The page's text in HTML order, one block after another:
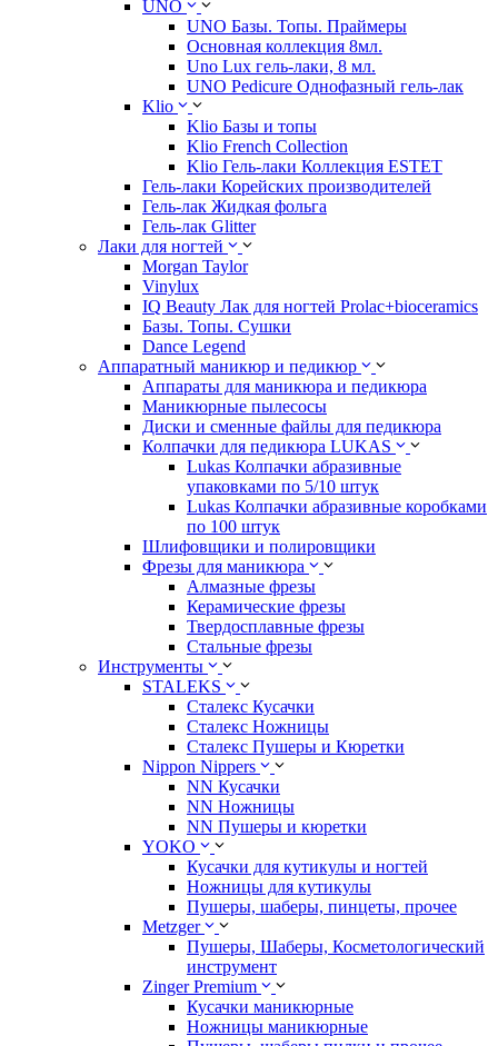
UNO
UNO Базы. Топы. Праймеры
Основная коллекция 8мл.
Uno Lux гель-лаки, 8 мл.
UNO Pedicure Однофазный гель-лак
Klio
Klio Базы и топы
Klio French Collection
Klio Гель-лаки Коллекция ESTET
Гель-лаки Корейских производителей
Гель-лак Жидкая фольга
Гель-лак Glitter
Лаки для ногтей
Morgan Taylor
Vinylux
IQ Beauty Лак для ногтей Prolac+bioceramics
Базы. Топы. Сушки
Dance Legend
Аппаратный маникюр и педикюр
Аппараты для маникюра и педикюра
Маникюрные пылесосы
Диски и сменные файлы для педикюра
Колпачки для педикюра LUKAS
Lukas Колпачки абразивные
упаковками по 5/10 штук
Lukas Колпачки абразивные коробками
по 100 штук
Шлифовщики и полировщики
Фрезы для маникюра
Алмазные фрезы
Керамические фрезы
Твердосплавные фрезы
Стальные фрезы
Инструменты
STALEKS
Сталекс Кусачки
Сталекс Ножницы
Сталекс Пушеры и Кюретки
Nippon Nippers
NN Кусачки
NN Ножницы
NN Пушеры и кюретки
YOKO
Кусачки для кутикулы и ногтей
Ножницы для кутикулы
Пушеры, шаберы, пинцеты, прочее
Metzger
Пушеры, Шаберы, Косметологический
инструмент
Zinger Premium
Кусачки маникюрные
Ножницы маникюрные